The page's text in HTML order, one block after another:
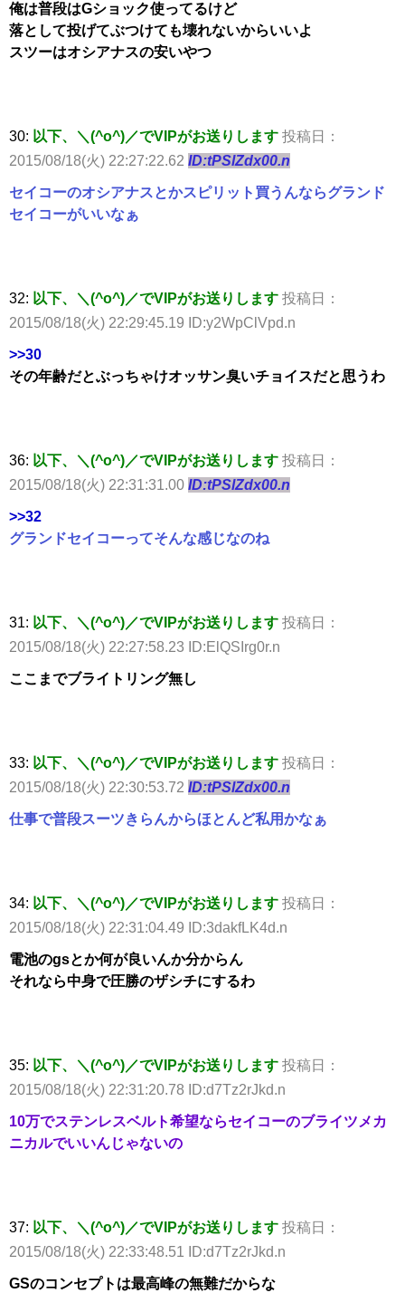
俺は普段はGショック使ってるけど
落として投げてぶつけても壊れないからいいよ
スツーはオシアナスの安いやつ
30: 以下、＼(^o^)／でVIPがお送りします 投稿日：
2015/08/18(火) 22:27:22.62 ID:tPSlZdx00.n
セイコーのオシアナスとかスピリット買うんならグランド
セイコーがいいなぁ
32: 以下、＼(^o^)／でVIPがお送りします 投稿日：
2015/08/18(火) 22:29:45.19 ID:y2WpClVpd.n
>>30
その年齢だとぶっちゃけオッサン臭いチョイスだと思うわ
36: 以下、＼(^o^)／でVIPがお送りします 投稿日：
2015/08/18(火) 22:31:31.00 ID:tPSlZdx00.n
>>32
グランドセイコーってそんな感じなのね
31: 以下、＼(^o^)／でVIPがお送りします 投稿日：
2015/08/18(火) 22:27:58.23 ID:ElQSIrg0r.n
ここまでブライトリング無し
33: 以下、＼(^o^)／でVIPがお送りします 投稿日：
2015/08/18(火) 22:30:53.72 ID:tPSlZdx00.n
仕事で普段スーツきらんからほとんど私用かなぁ
34: 以下、＼(^o^)／でVIPがお送りします 投稿日：
2015/08/18(火) 22:31:04.49 ID:3dakfLK4d.n
電池のgsとか何が良いんか分からん
それなら中身で圧勝のザシチにするわ
35: 以下、＼(^o^)／でVIPがお送りします 投稿日：
2015/08/18(火) 22:31:20.78 ID:d7Tz2rJkd.n
10万でステンレスベルト希望ならセイコーのブライツメカ
ニカルでいいんじゃないの
37: 以下、＼(^o^)／でVIPがお送りします 投稿日：
2015/08/18(火) 22:33:48.51 ID:d7Tz2rJkd.n
GSのコンセプトは最高峰の無難だからな